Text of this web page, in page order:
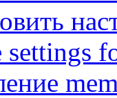
settings